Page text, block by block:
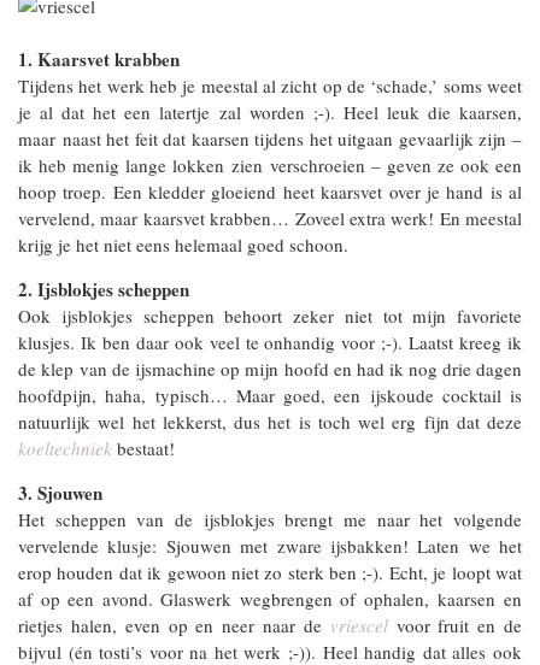
1. Kaarsvet krabben
Tijdens het werk heb je meestal al zicht op de ‘schade,’ soms weet
je al dat het een latertje zal worden ;-). Heel leuk die kaarsen,
maar naast het feit dat kaarsen tijdens het uitgaan gevaarlijk zijn –
ik heb menig lange lokken zien verschroeien – geven ze ook een
hoop troep. Een kledder gloeiend heet kaarsvet over je hand is al
vervelend, maar kaarsvet krabben… Zoveel extra werk! En meestal
krijg je het niet eens helemaal goed schoon.
2. Ijsblokjes scheppen
Ook ijsblokjes scheppen behoort zeker niet tot mijn favoriete
klusjes. Ik ben daar ook veel te onhandig voor ;-). Laatst kreeg ik
de klep van de ijsmachine op mijn hoofd en had ik nog drie dagen
hoofdpijn, haha, typisch… Maar goed, een ijskoude cocktail is
natuurlijk wel het lekkerst, dus het is toch wel erg fijn dat deze
koeltechniek bestaat!
3. Sjouwen
Het scheppen van de ijsblokjes brengt me naar het volgende
vervelende klusje: Sjouwen met zware ijsbakken! Laten we het
erop houden dat ik gewoon niet zo sterk ben ;-). Echt, je loopt wat
af op een avond. Glaswerk wegbrengen of ophalen, kaarsen en
rietjes halen, even op en neer naar de vriescel voor fruit en de
bijvul (én tosti’s voor na het werk ;-)). Heel handig dat alles ook